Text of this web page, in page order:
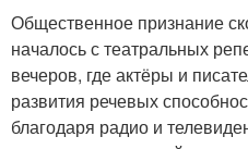
Общественное признание
началось с театральных
вечеров, где актёры и
развития речевых
благодаря радио и